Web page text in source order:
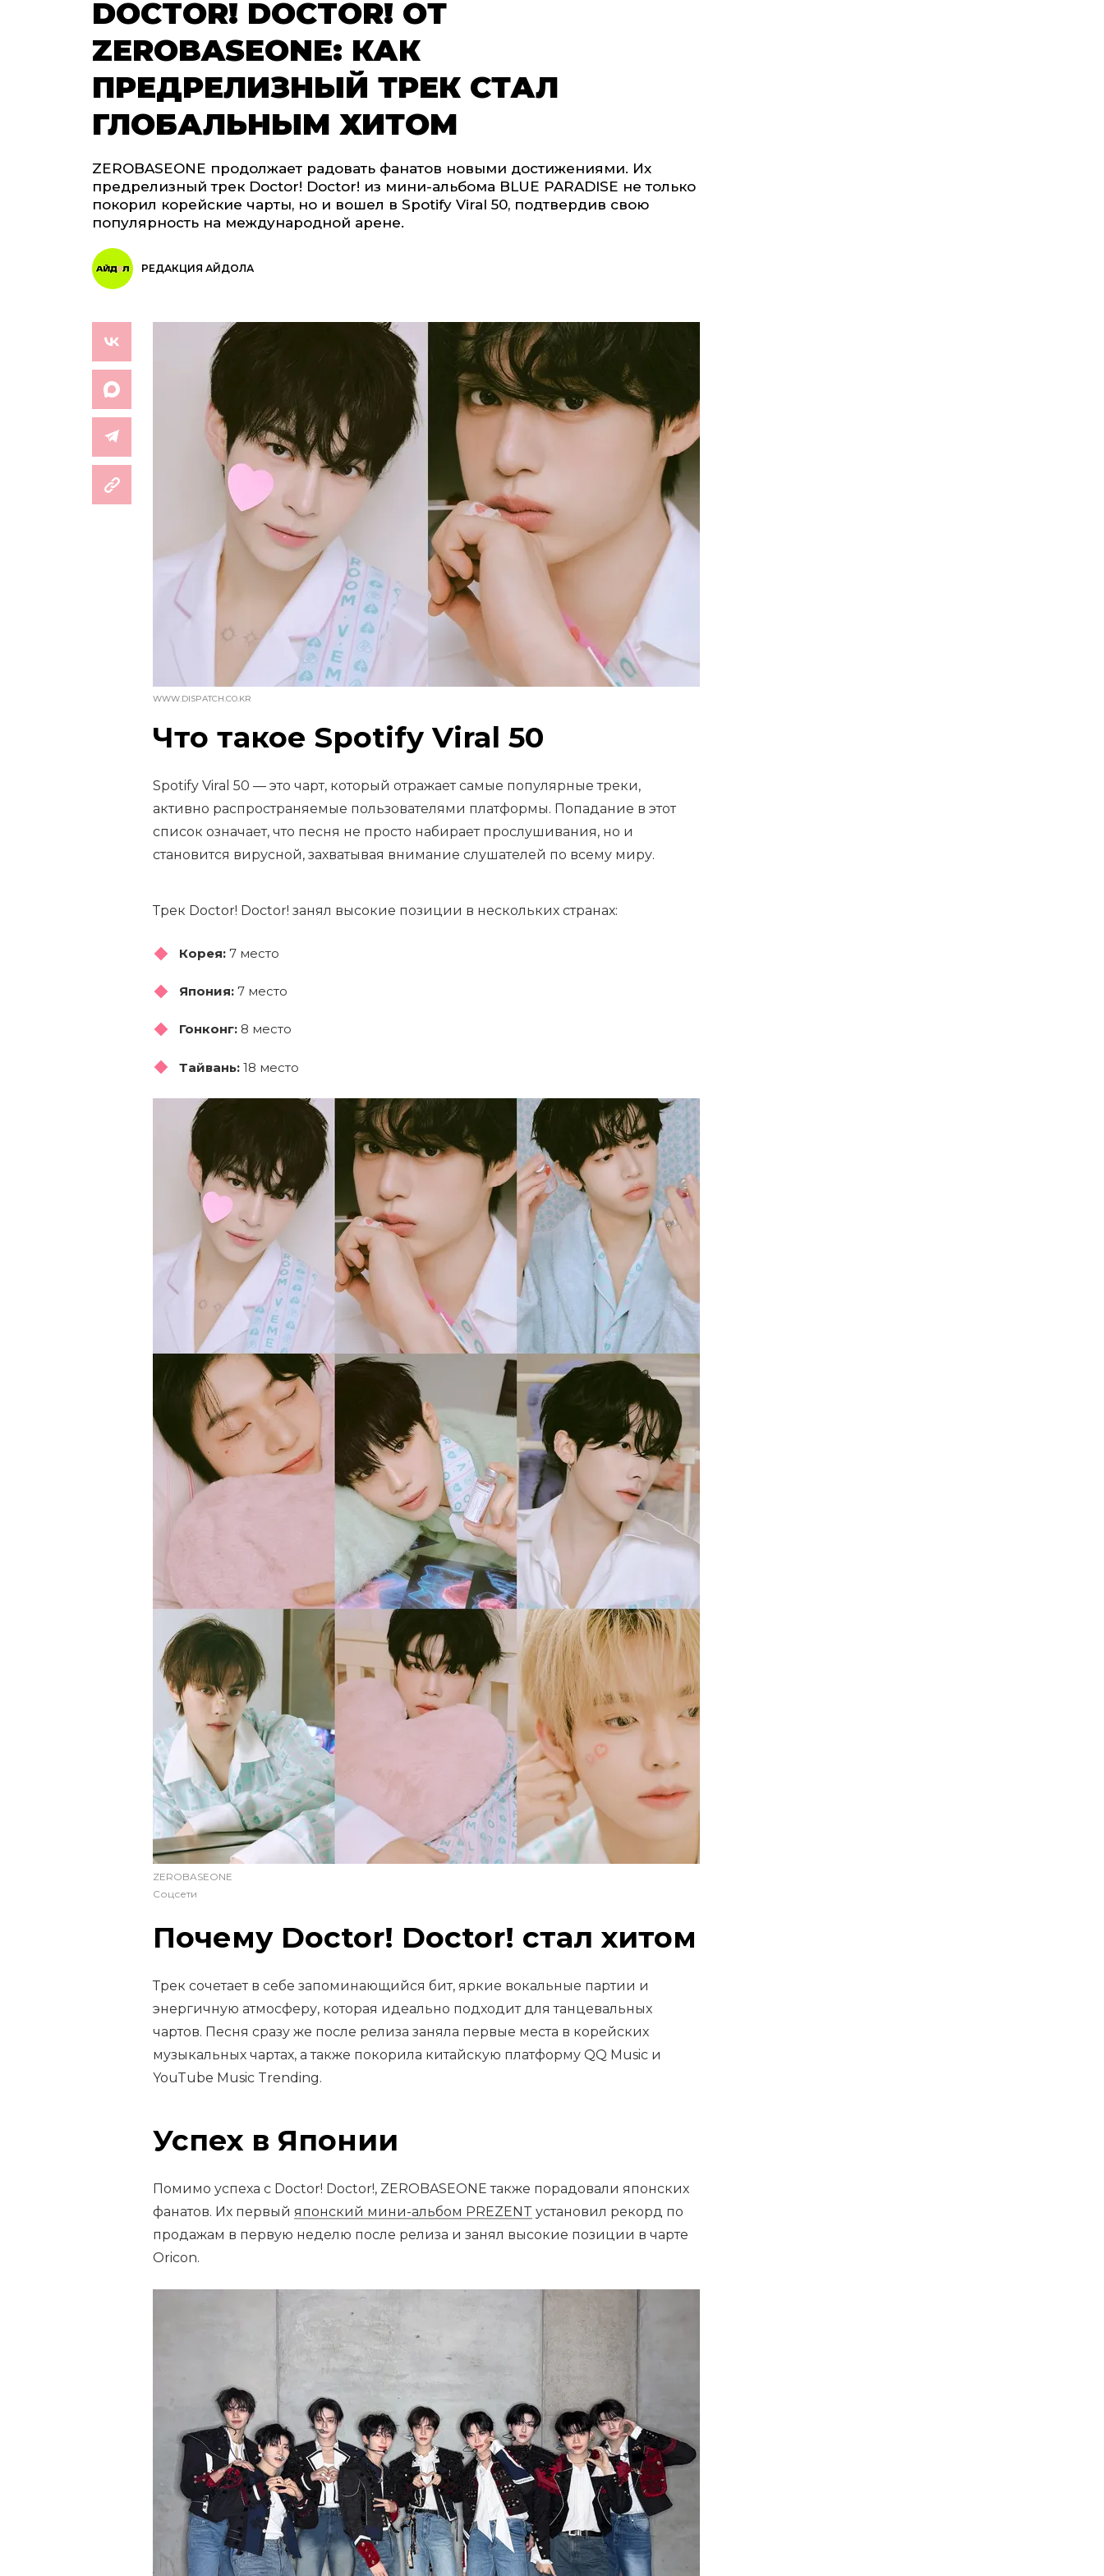
DOCTOR! DOCTOR! ОТ
ZEROBASEONE: КАК
ПРЕДРЕЛИЗНЫЙ ТРЕК СТАЛ
ГЛОБАЛЬНЫМ ХИТОМ
ZEROBASEONE продолжает радовать фанатов новыми достижениями. Их
предрелизный трек Doctor! Doctor! из мини-альбома BLUE PARADISE не только
покорил корейские чарты, но и вошел в Spotify Viral 50, подтвердив свою
популярность на международной арене.
РЕДАКЦИЯ АЙДОЛА
WWW.DISPATCH.CO.KR
Что такое Spotify Viral 50
Spotify Viral 50 — это чарт, который отражает самые популярные треки,
активно распространяемые пользователями платформы. Попадание в этот
список означает, что песня не просто набирает прослушивания, но и
становится вирусной, захватывая внимание слушателей по всему миру.
Трек Doctor! Doctor! занял высокие позиции в нескольких странах:
Корея: 7 место
Япония: 7 место
Гонконг: 8 место
Тайвань: 18 место
ZEROBASEONE
Соцсети
Почему Doctor! Doctor! стал хитом
Трек сочетает в себе запоминающийся бит, яркие вокальные партии и
энергичную атмосферу, которая идеально подходит для танцевальных
чартов. Песня сразу же после релиза заняла первые места в корейских
музыкальных чартах, а также покорила китайскую платформу QQ Music и
YouTube Music Trending.
Успех в Японии
Помимо успеха с Doctor! Doctor!, ZEROBASEONE также порадовали японских
фанатов. Их первый японский мини-альбом PREZENT установил рекорд по
продажам в первую неделю после релиза и занял высокие позиции в чарте
Oricon.